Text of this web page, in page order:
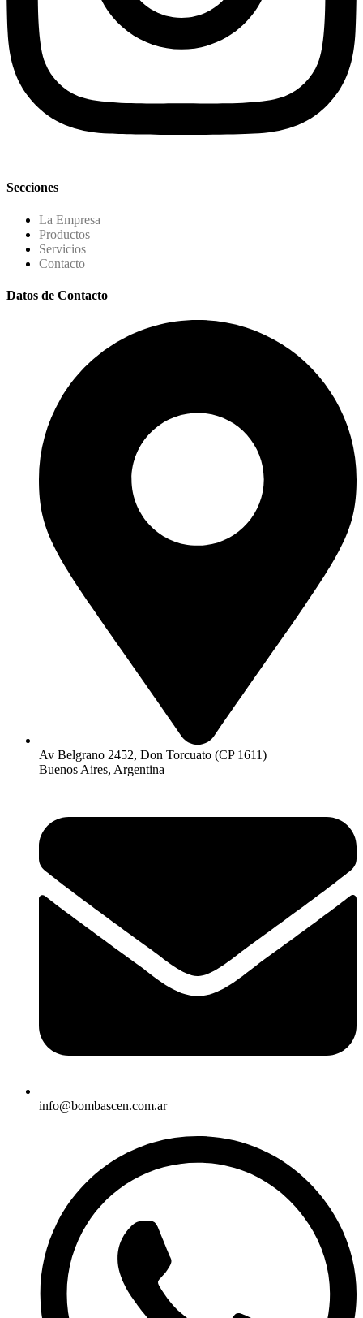
Secciones
La Empresa
Productos
Servicios
Contacto
Datos de Contacto
Av Belgrano 2452, Don Torcuato (CP 1611)
Buenos Aires, Argentina
info@bombascen.com.ar